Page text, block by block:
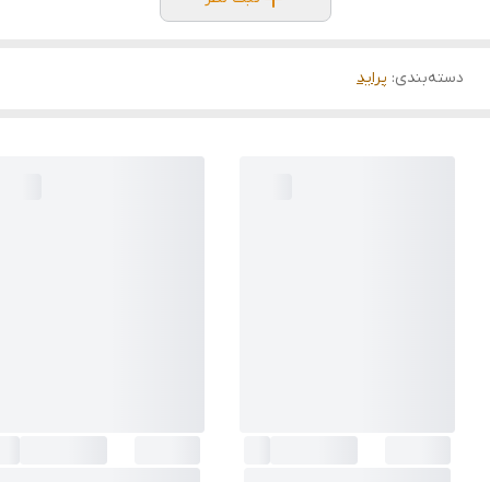
دسته‌بندی: پراید